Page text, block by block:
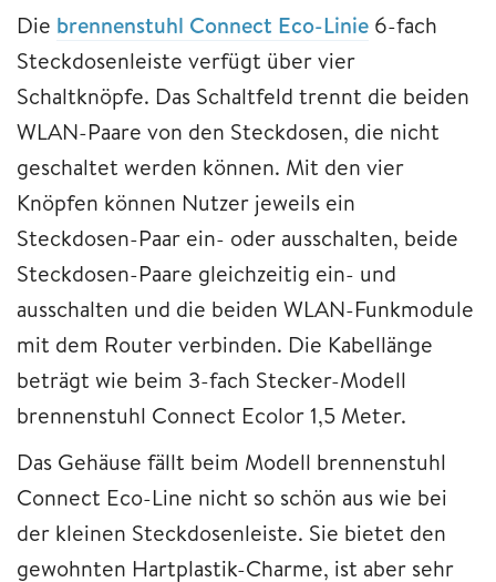
Die brennenstuhl Connect Eco-Linie 6-fach
Steckdosenleiste verfügt über vier
Schaltknöpfe. Das Schaltfeld trennt die beiden
WLAN-Paare von den Steckdosen, die nicht
geschaltet werden können. Mit den vier
Knöpfen können Nutzer jeweils ein
Steckdosen-Paar ein- oder ausschalten, beide
Steckdosen-Paare gleichzeitig ein- und
ausschalten und die beiden WLAN-Funkmodule
mit dem Router verbinden. Die Kabellänge
beträgt wie beim 3-fach Stecker-Modell
brennenstuhl Connect Ecolor 1,5 Meter.
Das Gehäuse fällt beim Modell brennenstuhl
Connect Eco-Line nicht so schön aus wie bei
der kleinen Steckdosenleiste. Sie bietet den
gewohnten Hartplastik-Charme, ist aber sehr